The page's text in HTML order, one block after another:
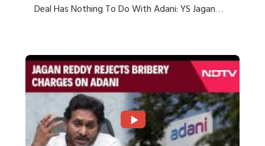
Deal Has Nothing To Do With Adani: YS Jagan